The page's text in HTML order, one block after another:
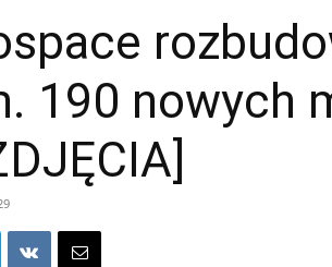
190 nowych